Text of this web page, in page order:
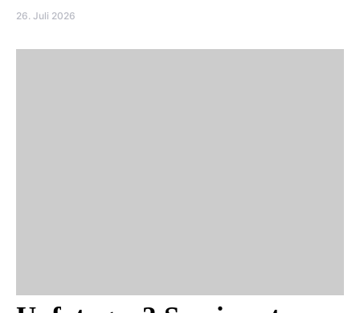
26. Juli 2026